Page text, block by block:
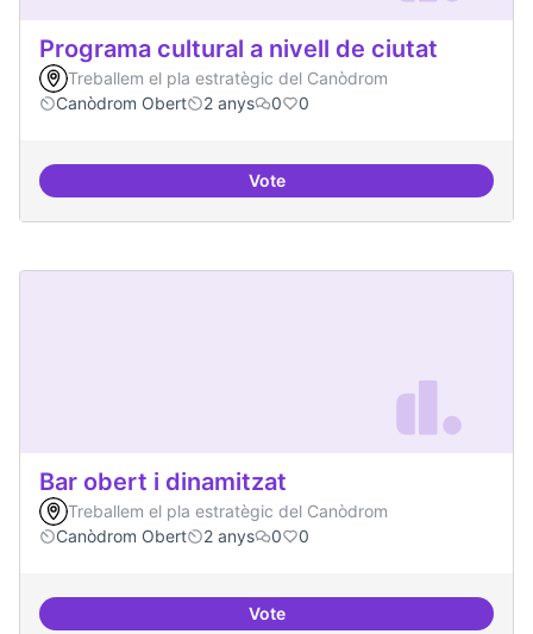
Programa cultural a nivell de ciutat
Treballem el pla estratègic del Canòdrom
Canòdrom Obert
2 anys 0 0
VotePrograma cultural a nivell de
Bar obert i dinamitzat
Treballem el pla estratègic del Canòdrom
Canòdrom Obert
2 anys 0 0
VoteBar obert i dinamitzat